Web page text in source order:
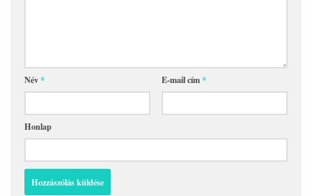
Név* E-mail cím*
Honlap